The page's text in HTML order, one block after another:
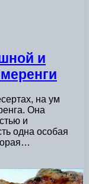
и
на ум
Она
и
одна особая